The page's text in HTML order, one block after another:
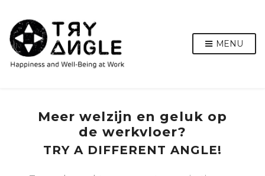
MENU
Meer welzijn en geluk op
de werkvloer?
TRY A DIFFERENT ANGLE!